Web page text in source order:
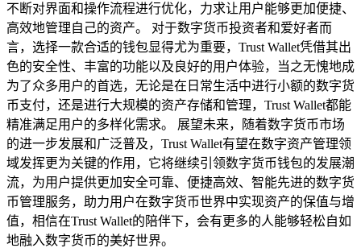
不断对界面和操作流程进行优化，力求让用户能够更加便捷、
高效地管理自己的资产。 对于数字货币投资者和爱好者而
言，选择一款合适的钱包显得尤为重要，Trust Wallet凭借其出
色的安全性、丰富的功能以及良好的用户体验，当之无愧地成
为了众多用户的首选，无论是在日常生活中进行小额的数字货
币支付，还是进行大规模的资产存储和管理，Trust Wallet都能
精准满足用户的多样化需求。 展望未来，随着数字货币市场
的进一步发展和广泛普及，Trust Wallet有望在数字资产管理领
域发挥更为关键的作用，它将继续引领数字货币钱包的发展潮
流，为用户提供更加安全可靠、便捷高效、智能先进的数字货
币管理服务，助力用户在数字货币世界中实现资产的保值与增
值，相信在Trust Wallet的陪伴下，会有更多的人能够轻松自如
地融入数字货币的美好世界。